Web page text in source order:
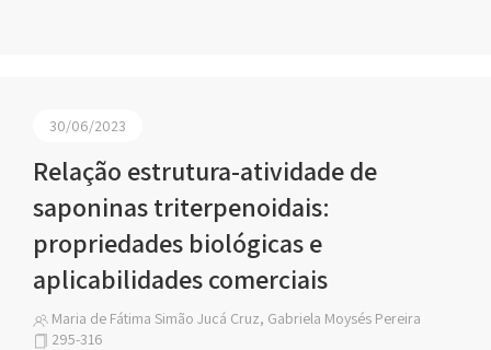
30/06/2023
Relação estrutura-atividade de
saponinas triterpenoidais:
propriedades biológicas e
aplicabilidades comerciais
Maria de Fátima Simão Jucá Cruz, Gabriela Moysés Pereira
295-316